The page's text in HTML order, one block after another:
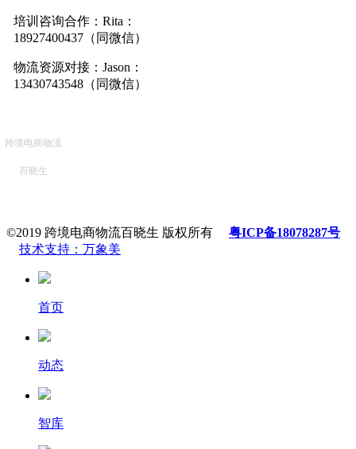
培训咨询合作：Rita：
18927400437（同微信）
物流资源对接：Jason：
13430743548（同微信）
跨境电商物流
百晓生
©2019 跨境电商物流百晓生 版权所有 粤ICP备18078287号
技术支持：万象美
首页
动态
智库